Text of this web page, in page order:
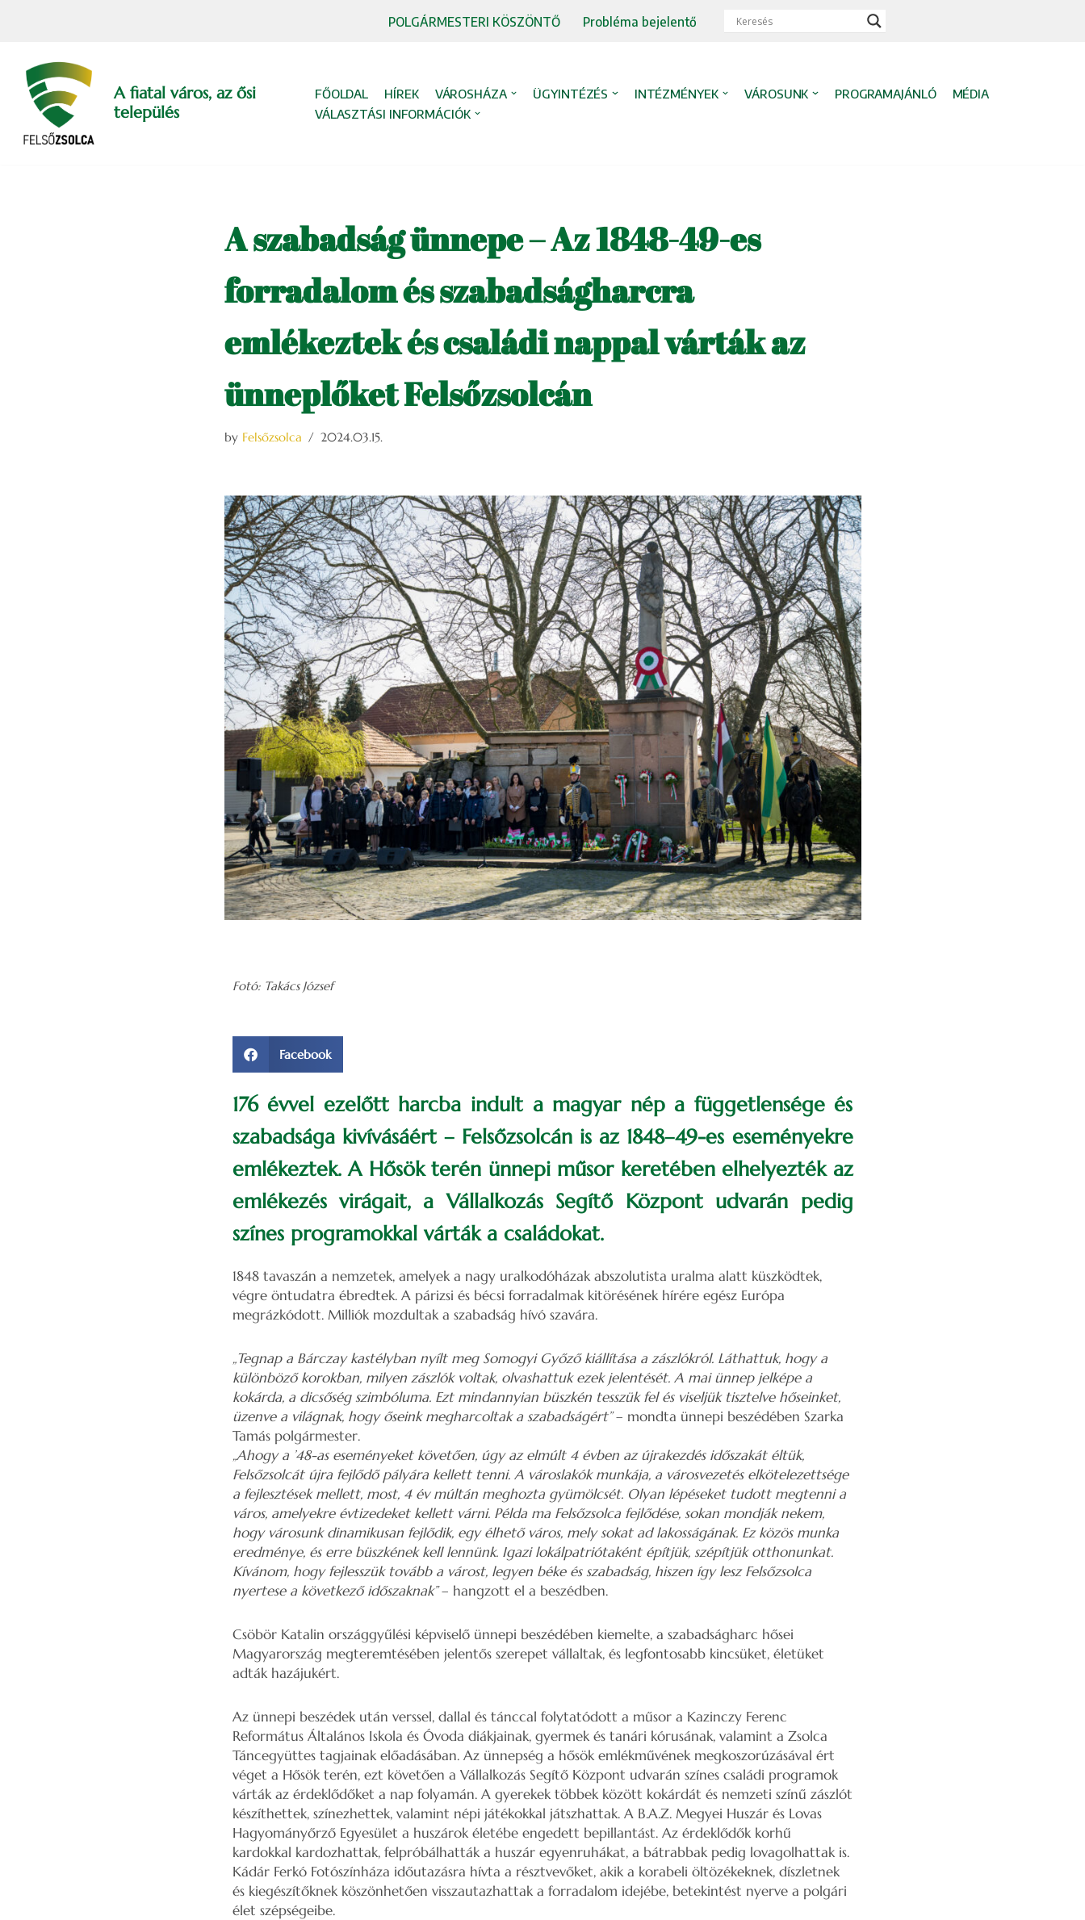
content
POLGÁRMESTERI KÖSZÖNTŐ Probléma bejelentő
A fiatal város, az ősi
település
FŐOLDAL HÍREK VÁROSHÁZA ÜGYINTÉZÉS INTÉZMÉNYEK VÁROSUNK PROGRAMAJÁNLÓ
MÉDIA
VÁLASZTÁSI INFORMÁCIÓK
A szabadság ünnepe – Az 1848-49-es
forradalom és szabadságharcra
emlékeztek és családi nappal várták az
ünneplőket Felsőzsolcán
by Felsőzsolca 2024.03.15.
Fotó: Takács József
Facebook
176 évvel ezelőtt harcba indult a magyar nép a függetlensége és
szabadsága kivívásáért – Felsőzsolcán is az 1848–49-es eseményekre
emlékeztek. A Hősök terén ünnepi műsor keretében elhelyezték az
emlékezés virágait, a Vállalkozás Segítő Központ udvarán pedig
színes programokkal várták a családokat.
1848 tavaszán a nemzetek, amelyek a nagy uralkodóházak abszolutista uralma alatt küszködtek,
végre öntudatra ébredtek. A párizsi és bécsi forradalmak kitörésének hírére egész Európa
megrázkódott. Milliók mozdultak a szabadság hívó szavára.
„Tegnap a Bárczay kastélyban nyílt meg Somogyi Győző kiállítása a zászlókról. Láthattuk, hogy a
különböző korokban, milyen zászlók voltak, olvashattuk ezek jelentését. A mai ünnep jelképe a
kokárda, a dicsőség szimbóluma. Ezt mindannyian büszkén tesszük fel és viseljük tisztelve hőseinket,
üzenve a világnak, hogy őseink megharcoltak a szabadságért”– mondta ünnepi beszédében Szarka
Tamás polgármester.
„Ahogy a ’48-as eseményeket követően, úgy az elmúlt 4 évben az újrakezdés időszakát éltük,
Felsőzsolcát újra fejlődő pályára kellett tenni. A városlakók munkája, a városvezetés elkötelezettsége
a fejlesztések mellett, most, 4 év múltán meghozta gyümölcsét. Olyan lépéseket tudott megtenni a
város, amelyekre évtizedeket kellett várni. Példa ma Felsőzsolca fejlődése, sokan mondják nekem,
hogy városunk dinamikusan fejlődik, egy élhető város, mely sokat ad lakosságának. Ez közös munka
eredménye, és erre büszkének kell lennünk. Igazi lokálpatriótaként építjük, szépítjük otthonunkat.
Kívánom, hogy fejlesszük tovább a várost, legyen béke és szabadság, hiszen így lesz Felsőzsolca
nyertese a következő időszaknak”– hangzott el a beszédben.
Csöbör Katalin országgyűlési képviselő ünnepi beszédében kiemelte, a szabadságharc hősei
Magyarország megteremtésében jelentős szerepet vállaltak, és legfontosabb kincsüket, életüket
adták hazájukért.
Az ünnepi beszédek után verssel, dallal és tánccal folytatódott a műsor a Kazinczy Ferenc
Református Általános Iskola és Óvoda diákjainak, gyermek és tanári kórusának, valamint a Zsolca
Táncegyüttes tagjainak előadásában. Az ünnepség a hősök emlékművének megkoszorúzásával ért
véget a Hősök terén, ezt követően a Vállalkozás Segítő Központ udvarán színes családi programok
várták az érdeklődőket a nap folyamán. A gyerekek többek között kokárdát és nemzeti színű zászlót
készíthettek, színezhettek, valamint népi játékokkal játszhattak. A B.A.Z. Megyei Huszár és Lovas
Hagyományőrző Egyesület a huszárok életébe engedett bepillantást. Az érdeklődők korhű
kardokkal kardozhattak, felpróbálhatták a huszár egyenruhákat, a bátrabbak pedig lovagolhattak is.
Kádár Ferkó Fotószínháza időutazásra hívta a résztvevőket, akik a korabeli öltözékeknek, díszletnek
és kiegészítőknek köszönhetően visszautazhattak a forradalom idejébe, betekintést nyerve a polgári
élet szépségeibe.